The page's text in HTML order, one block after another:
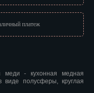
Калуга
Кострома
платеж
меди - кухонная медная
полусферы, круглая